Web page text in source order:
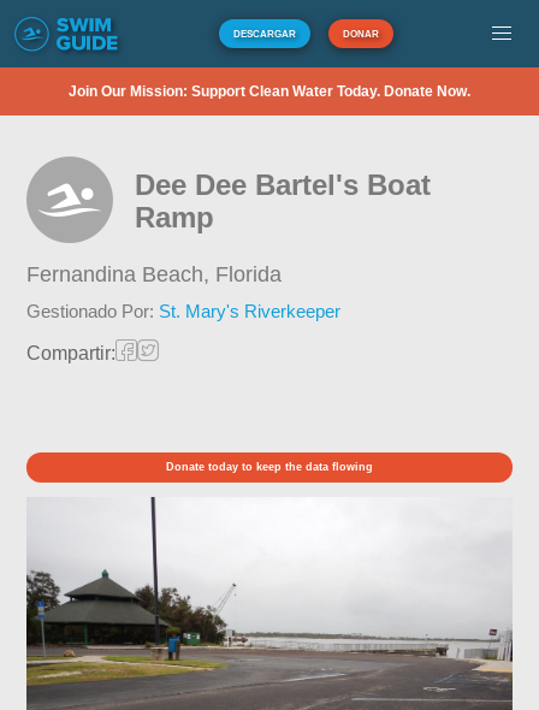
DESCARGAR DONAR
Join Our Mission: Support Clean Water Today. Donate Now.
Dee Dee Bartel's Boat
Ramp
Fernandina Beach, Florida
Gestionado Por: St. Mary's Riverkeeper
Compartir:
Donate today to keep the data flowing